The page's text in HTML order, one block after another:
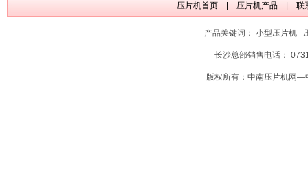
压片机首页 压片机产品 联
产品关键词：小型压片机
长沙总部销售电话：
版权所有：中南压片机网—